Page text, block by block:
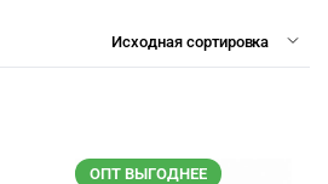
ОПТ ВЫГОДНЕЕ